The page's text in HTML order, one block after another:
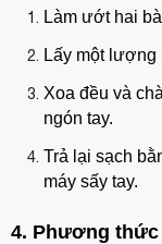
Làm ướt hai
Lấy một
Xoa đều và
ngón tay.
Trả lại sạch
máy sấy tay.
4. Phương thức